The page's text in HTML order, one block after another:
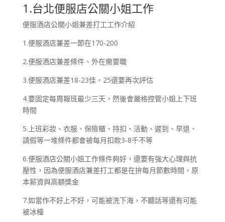
1.台北便服店公關小姐工作
便服酒店公關小姐兼差打工工作介紹
1.便服酒店兼差一節在170-200
2.便服酒店兼差條件、外在需要職
3.便服酒店兼差18-23佳，25還要再次評估
4.要固定每周報班最少三天，然後會嚴格控管小姐上下班
時間
5.上班彩妝、衣服、保險櫃、持扣、活動、遲到、早退、
請假等一堆條件都會被每月扣款3-8千不等
6.便服酒店公關小姐工作條件夠好，還要有強大心理與抗
壓性，因為便服酒店兼差打工都是在拚每月節數時間，原
本薪資與高額獎金
7.如當作不好上不好，可能被洗下海，不聽話等還有可能
被冰檯